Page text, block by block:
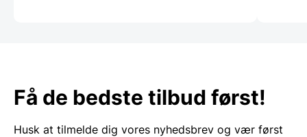
Få de bedste tilbud først!
Husk at tilmelde dig vores nyhedsbrev og vær først